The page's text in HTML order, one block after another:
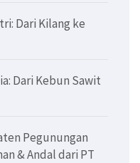
Dari Kilang ke
Dari Kebun Sawit
Pegunungan
& Andal dari PT